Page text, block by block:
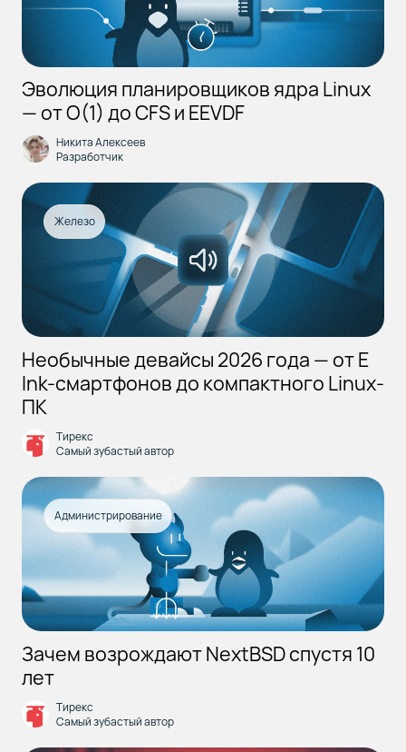
Эволюция планировщиков ядра Linux
— от O(1) до CFS и EEVDF
Никита Алексеев
Разработчик
Железо
Необычные девайсы 2026 года — от E
Ink-смартфонов до компактного Linux-
ПК
Тирекс
Самый зубастый автор
Администрирование
Зачем возрождают NextBSD спустя 10
лет
Тирекс
Самый зубастый автор